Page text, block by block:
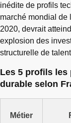
inédite de profils
marché mondial de
2020, devrait
explosion des
structurelle de
Les 5 profils les
durable selon
Métier